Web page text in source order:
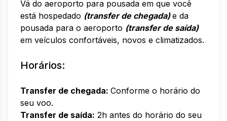
Vá do aeroporto para pousada em que você
está hospedado (transfer de chegada)e da
pousada para o aeroporto (transfer de saída)
em veículos confortáveis, novos e climatizados.
Horários:
Transfer de chegada​: Conforme o horário do
seu voo.
Transfer de saída​: ​2h antes do horário do seu